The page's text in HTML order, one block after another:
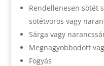
Rendellenesen sötét
sötétvörös vagy
Sárga vagy
Megnagyobbodott
Fogyás